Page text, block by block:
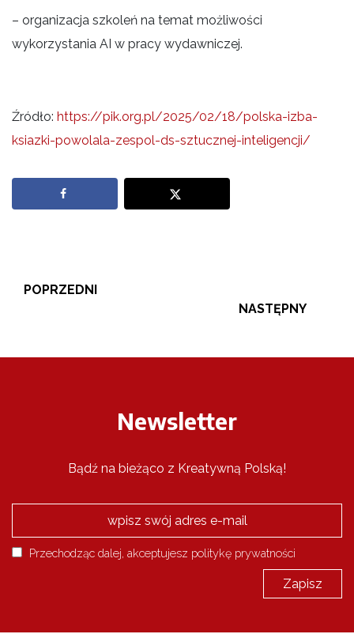
– organizacja szkoleń na temat możliwości
wykorzystania AI w pracy wydawniczej.
Źródło: https://pik.org.pl/2025/02/18/polska-izba-
ksiazki-powolala-zespol-ds-sztucznej-inteligencji/
POPRZEDNI
NASTĘPNY
Newsletter
Bądź na bieżąco z Kreatywną Polską!
Przechodząc dalej, akceptujesz politykę prywatności